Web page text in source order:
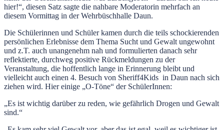
hier!“, diesen Satz sagte die nahbare Moderatorin mehrfach an
diesem Vormittag in der Wehrbüschhalle Daun.
Die Schülerinnen und Schüler kamen durch die teils schockierenden
persönlichen Erlebnisse dem Thema Sucht und Gewalt ungewohnt
und z.T. auch unangenehm nah und formulierten danach sehr
reflektierte, durchweg positive Rückmeldungen zu der
Veranstaltung, die hoffentlich lange in Erinnerung bleibt und
vielleicht auch einen 4. Besuch von Sheriff4Kids in Daun nach sich
ziehen wird. Hier einige „O-Töne“ der SchülerInnen:
„Es ist wichtig darüber zu reden, wie gefährlich Drogen und Gewalt
sind.“